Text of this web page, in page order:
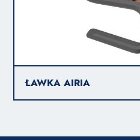
ŁAWKA AIRIA